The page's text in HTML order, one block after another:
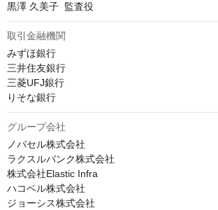
黒澤 久美子  監査役
取引金融機関
みずほ銀行
三井住友銀行
三菱UFJ銀行
りそな銀行
グループ会社
ノバセル株式会社
ラクスルバンク株式会社
株式会社Elastic Infra
ハコベル株式会社
ジョーシス株式会社